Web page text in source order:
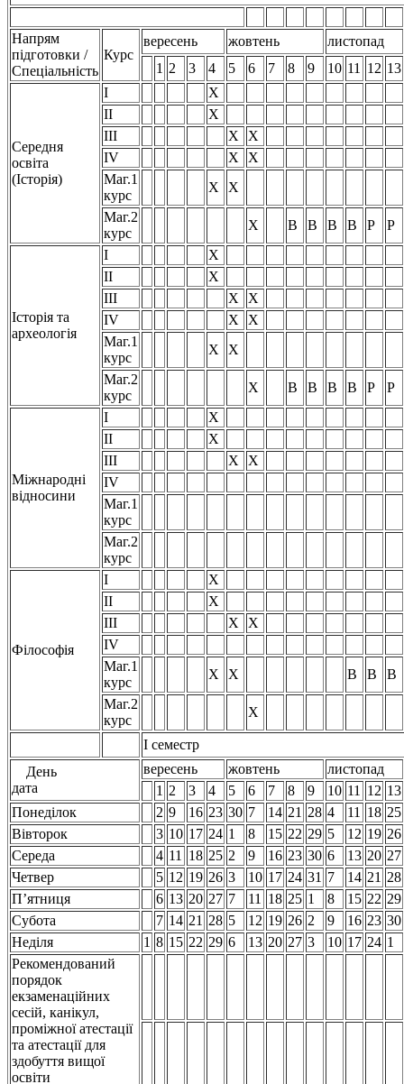
Напрям
підготовки /
Спеціальність
Курс
вересень жовтень
листопад
1 2 3 4 5 6 7 8 9 10 11 12 13
Середня
освіта
(Історія)
I
Х
II
Х
III
Х
Х
IV
Х
Х
Маг.1
курс
Х
Х
Маг.2
курс
Х В В В В Р Р
Історія та
археологія
I
Х
II
Х
III
Х
Х
IV
Х
Х
Маг.1
курс
Х
Х
Маг.2
курс
Х В В В В Р Р
Міжнародні
відносини
I
Х
II
Х
III
Х
Х
IV
Маг.1
курс
Маг.2
курс
Філософія
I
Х
II
Х
III
Х
Х
IV
Маг.1
курс
Х Х В В
В
Маг.2
курс
Х
І семестр
День
дата
вересень жовтень
листопад
1 2 3 4 5 6 7 8 9 10 11 12 13
Понеділок
2 9 16 23 30 7 14 21 28 4 11 18 25
Вівторок
3 10 17 24 1 8 15 22 29 5 12 19 26
Середа
4 11 18 25 2 9 16 23 30 6 13 20 27
Четвер
5 12 19 26 3 10 17 24 31 7 14 21 28
П’ятниця
6 13 20 27 7 11 18 25 1 8 15 22 29
Субота
7 14 21 28 5 12 19 26 2 9 16 23 30
Неділя
1 8 15 22 29 6 13 20 27 3 10 17 24 1
Рекомендований
порядок
екзаменаційних
сесій, канікул,
проміжної атестації
та атестації для
здобуття вищої
освіти